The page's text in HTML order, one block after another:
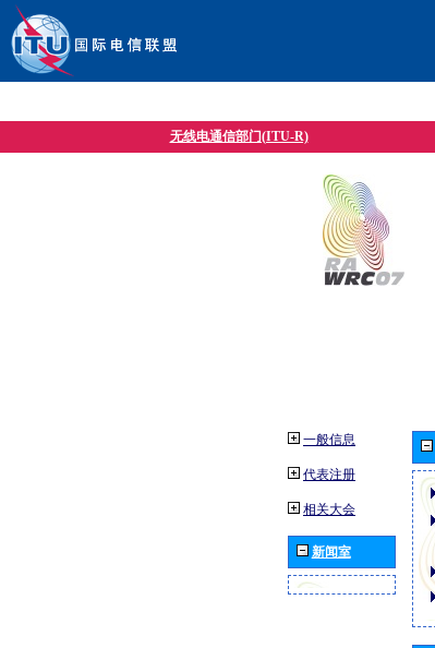
无线电通信部门(ITU-R)
一般信息
代表注册
相关大会
新闻室